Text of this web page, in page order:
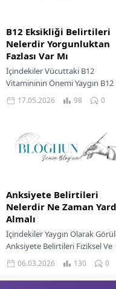
B12 Eksikliği Belirtileri
Nelerdir Yorgunluktan
Fazlası Var Mı
İçindekiler Vücuttaki B12
Vitamininin Önemi Yaygın B12
Eksikliği Belirtileri Eksikliğin
Giderilmesi İçin Tedavi
vitamini,...
17.05.2026 98 0
Anksiyete Belirtileri
Nelerdir Ne Zaman
Almalı
İçindekiler Yaygın Olarak
Anksiyete Belirtileri Fiziksel Ve
Duygusal Anksiyete Belirtileri
Anksiyete İçin Destek Ve Tedavi
Yaklaşımları Ne Zaman
06.03.2026 130 0